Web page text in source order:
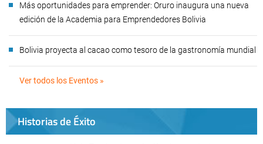
Más oportunidades para emprender: Oruro inaugura una nueva
edición de la Academia para Emprendedores Bolivia
Bolivia proyecta al cacao como tesoro de la gastronomía mundial
Ver todos los Eventos »
Historias de Éxito